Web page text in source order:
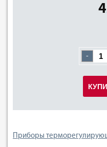
-
Приборы